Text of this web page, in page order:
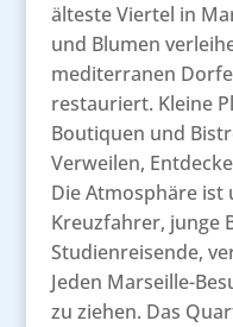
älteste Viertel in
und Blumen
mediterranen
restauriert. Kleine
Boutiquen und
Verweilen,
Die Atmosphäre ist
Kreuzfahrer, junge
Studienreisende,
Jeden Marseille-
zu ziehen. Das